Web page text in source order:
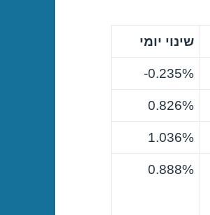
שינוי יומי
0.235%-
0.826%
1.036%
0.888%